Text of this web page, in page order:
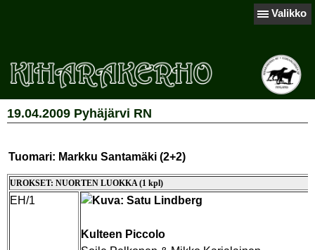
Valikko
19.04.2009 Pyhäjärvi RN
Tuomari: Markku Santamäki (2+2)
UROKSET: NUORTEN LUOKKA (1 kpl)
EH/1
Kulteen Piccolo